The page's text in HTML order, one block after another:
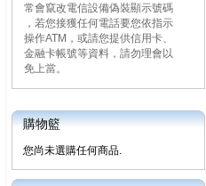
常會竄改電信設備偽裝顯示號碼
，若您接獲任何電話要您依指示
操作ATM，或請您提供信用卡、
金融卡帳號等資料，請勿理會以
免上當。
購物籃
您尚未選購任何商品.